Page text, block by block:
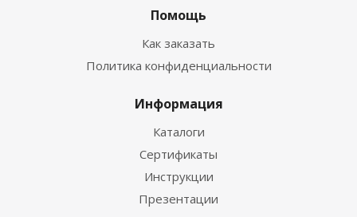
Помощь
Как заказать
Политика конфиденциальности
Информация
Каталоги
Сертификаты
Инструкции
Презентации